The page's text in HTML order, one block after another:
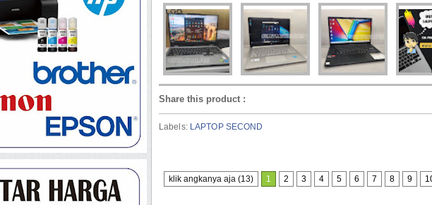
Share this product :
Labels: LAPTOP SECOND
klik angkanya aja (13) 1 2 3 4 5 6 7 8 9